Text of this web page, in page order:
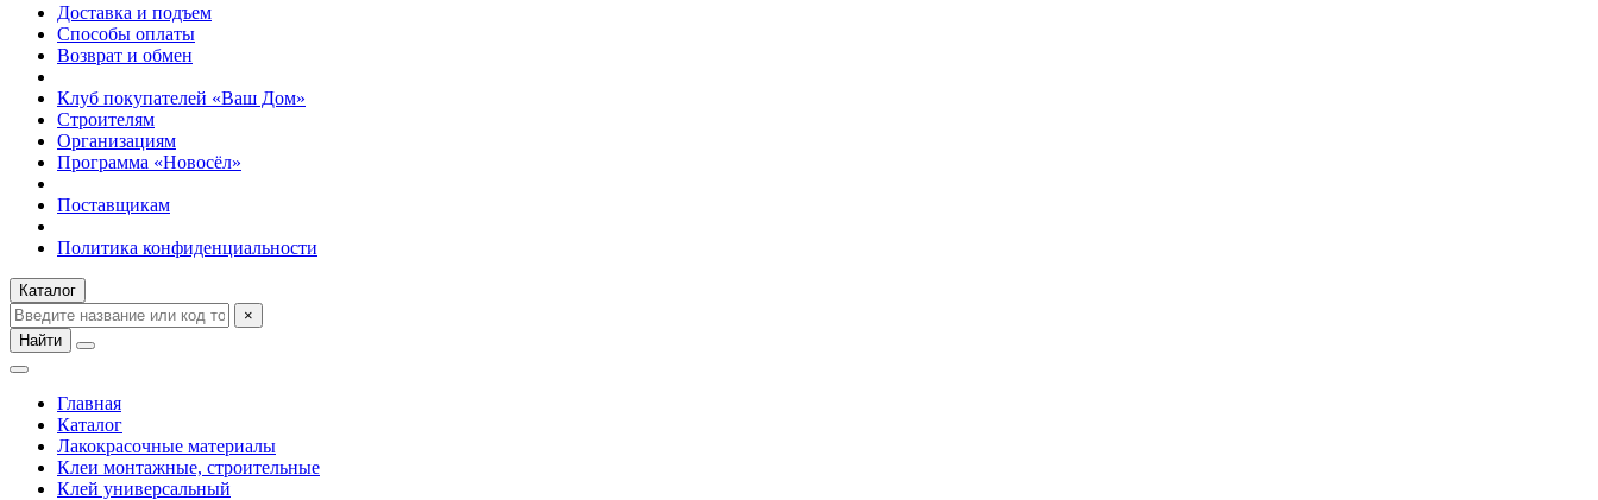
Доставка и подъем
Способы оплаты
Возврат и обмен
Клуб покупателей «Ваш Дом»
Строителям
Организациям
Программа «Новосёл»
Поставщикам
Политика конфиденциальности
Каталог
×
Найти
Главная
Каталог
Лакокрасочные материалы
Клеи монтажные, строительные
Клей универсальный